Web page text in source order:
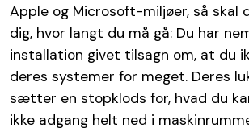
Apple og Microsoft-miljøer, så skal
dig, hvor langt du må gå: Du har
installation givet tilsagn om, at du
deres systemer for meget. Deres
sætter en stopklods for, hvad du
ikke adgang helt ned i